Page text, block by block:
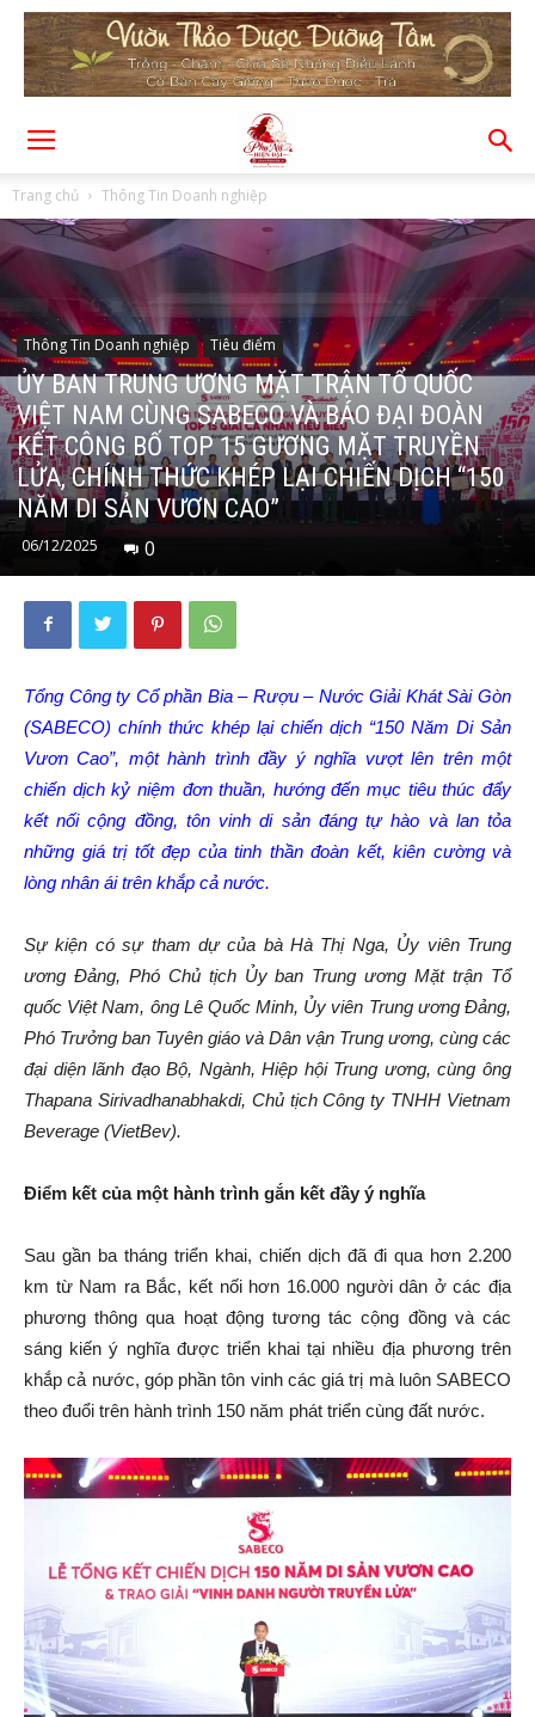
Trang chủ Thông Tin Doanh nghiệp
Thông Tin Doanh nghiệp Tiêu điểm
ỦY BAN TRUNG ƯƠNG MẶT TRẬN TỔ QUỐC
VIỆT NAM CÙNG SABECO VÀ BÁO ĐẠI ĐOÀN
KẾT CÔNG BỐ TOP 15 GƯƠNG MẶT TRUYỀN
LỬA, CHÍNH THỨC KHÉP LẠI CHIẾN DỊCH “150
NĂM DI SẢN VƯƠN CAO”
06/12/2025 0
Tổng Công ty Cổ phần Bia – Rượu – Nước Giải Khát Sài Gòn
(SABECO) chính thức khép lại chiến dịch “150 Năm Di Sản
Vươn Cao”, một hành trình đầy ý nghĩa vượt lên trên một
chiến dịch kỷ niệm đơn thuần, hướng đến mục tiêu thúc đẩy
kết nối cộng đồng, tôn vinh di sản đáng tự hào và lan tỏa
những giá trị tốt đẹp của tinh thần đoàn kết, kiên cường và
lòng nhân ái trên khắp cả nước.
Sự kiện có sự tham dự của bà Hà Thị Nga, Ủy viên Trung
ương Đảng, Phó Chủ tịch Ủy ban Trung ương Mặt trận Tổ
quốc Việt Nam, ông Lê Quốc Minh, Ủy viên Trung ương Đảng,
Phó Trưởng ban Tuyên giáo và Dân vận Trung ương, cùng các
đại diện lãnh đạo Bộ, Ngành, Hiệp hội Trung ương, cùng ông
Thapana Sirivadhanabhakdi, Chủ tịch Công ty TNHH Vietnam
Beverage (VietBev).
Điểm kết của một hành trình gắn kết đầy ý nghĩa
Sau gần ba tháng triển khai, chiến dịch đã đi qua hơn 2.200
km từ Nam ra Bắc, kết nối hơn 16.000 người dân ở các địa
phương thông qua hoạt động tương tác cộng đồng và các
sáng kiến ý nghĩa được triển khai tại nhiều địa phương trên
khắp cả nước, góp phần tôn vinh các giá trị mà luôn SABECO
theo đuổi trên hành trình 150 năm phát triển cùng đất nước.